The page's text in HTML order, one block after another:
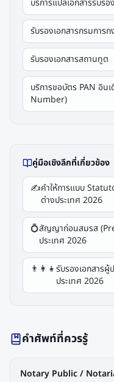
บริการแปลเอกสารรับรอง
รับรองเอกสารกรมการ
รับรองเอกสารสถานทูต
บริการขอบัตร PAN อิ
Number)
คู่มือเชิงลึกที่เกี่ยวข้อง
✍️คำให้การแบบ
ต่างประเทศ 2026
💍สัญญาก่อนสมรส
ประเทศ 2026
👨‍👩‍👧รับรองเอกสาร
ประเทศ 2026
คำศัพท์ที่ควรรู้
Notary Public /